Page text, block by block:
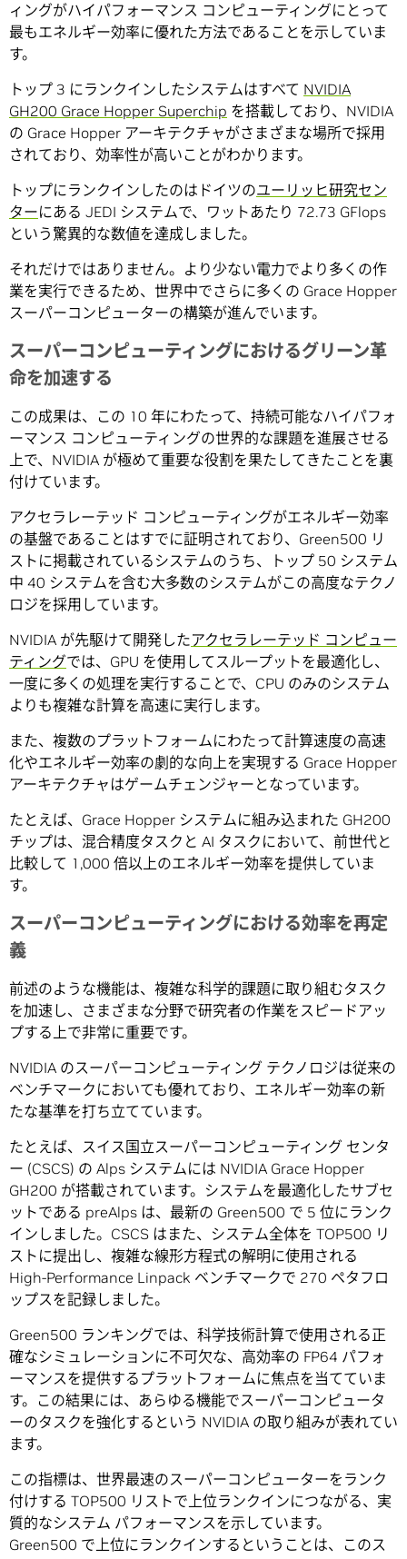
ィングがハイパフォーマンス コンピューティングにとって
最もエネルギー効率に優れた方法であることを示していま
す。
トップ 3 にランクインしたシステムはすべて NVIDIA
GH200 Grace Hopper Superchip を搭載しており、NVIDIA
の Grace Hopper アーキテクチャがさまざまな場所で採用
されており、効率性が高いことがわかります。
トップにランクインしたのはドイツのユーリッヒ研究セン
ターにある JEDI システムで、ワットあたり 72.73 GFlops
という驚異的な数値を達成しました。
それだけではありません。より少ない電力でより多くの作
業を実行できるため、世界中でさらに多くの Grace Hopper
スーパーコンピューターの構築が進んでいます。
スーパーコンピューティングにおけるグリーン革
命を加速する
この成果は、この 10 年にわたって、持続可能なハイパフォ
ーマンス コンピューティングの世界的な課題を進展させる
上で、NVIDIA が極めて重要な役割を果たしてきたことを裏
付けています。
アクセラレーテッド コンピューティングがエネルギー効率
の基盤であることはすでに証明されており、Green500 リ
ストに掲載されているシステムのうち、トップ 50 システム
中 40 システムを含む大多数のシステムがこの高度なテクノ
ロジを採用しています。
NVIDIA が先駆けて開発したアクセラレーテッド コンピュー
ティングでは、GPU を使用してスループットを最適化し、
一度に多くの処理を実行することで、CPU のみのシステム
よりも複雑な計算を高速に実行します。
また、複数のプラットフォームにわたって計算速度の高速
化やエネルギー効率の劇的な向上を実現する Grace Hopper
アーキテクチャはゲームチェンジャーとなっています。
たとえば、Grace Hopper システムに組み込まれた GH200
チップは、混合精度タスクと AI タスクにおいて、前世代と
比較して 1,000 倍以上のエネルギー効率を提供していま
す。
スーパーコンピューティングにおける効率を再定
義
前述のような機能は、複雑な科学的課題に取り組むタスク
を加速し、さまざまな分野で研究者の作業をスピードアッ
プする上で非常に重要です。
NVIDIA のスーパーコンピューティング テクノロジは従来の
ベンチマークにおいても優れており、エネルギー効率の新
たな基準を打ち立てています。
たとえば、スイス国立スーパーコンピューティング センタ
ー (CSCS) の Alps システムには NVIDIA Grace Hopper
GH200 が搭載されています。システムを最適化したサブセ
ットである preAlps は、最新の Green500 で 5 位にランク
インしました。CSCS はまた、システム全体を TOP500 リ
ストに提出し、複雑な線形方程式の解明に使用される
High-Performance Linpack ベンチマークで 270 ペタフロ
ップスを記録しました。
Green500 ランキングでは、科学技術計算で使用される正
確なシミュレーションに不可欠な、高効率の FP64 パフォ
ーマンスを提供するプラットフォームに焦点を当てていま
す。この結果には、あらゆる機能でスーパーコンピュータ
ーのタスクを強化するという NVIDIA の取り組みが表れてい
ます。
この指標は、世界最速のスーパーコンピューターをランク
付けする TOP500 リストで上位ランクインにつながる、実
質的なシステム パフォーマンスを示しています。
Green500 で上位にランクインするということは、このス